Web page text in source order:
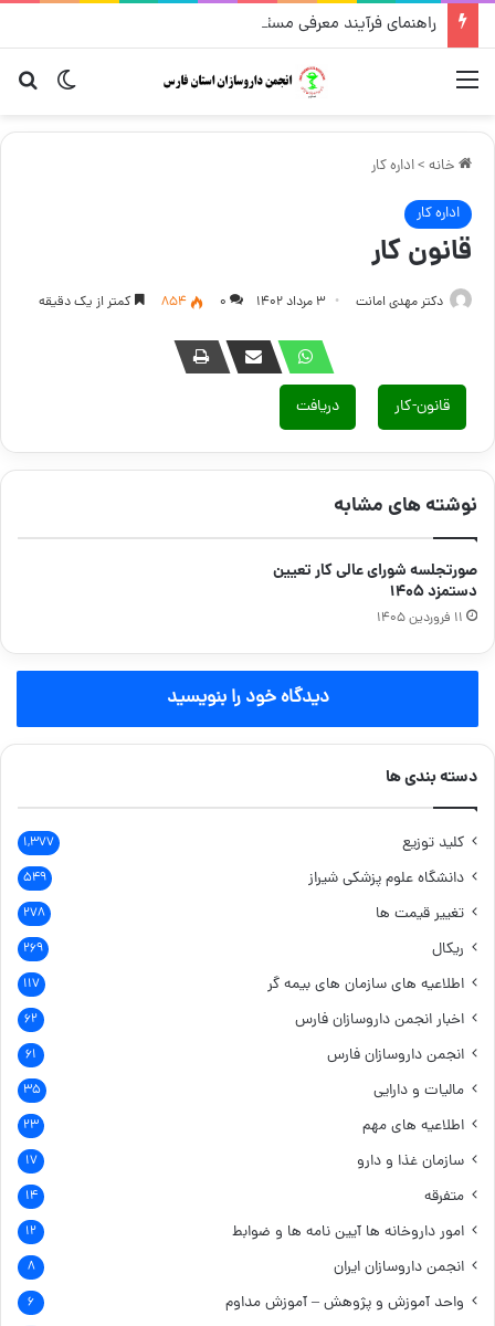
راهنمای فرآیند معرفی مسئول فنی
تغییر منو
خانه >اداره کار
اداره کار
قانون کار
دکتر مهدی امانت ۳ مرداد ۱۴۰۲ ۰ 854 کمتر از یک دقیقه
قانون-کار دریافت
نوشته های مشابه
صورتجلسه شورای عالی کار تعیین
دستمزد ۱۴۰۵
۱۱ فروردین ۱۴۰۵
دیدگاه خود را بنویسید
دسته بندی ها
کلید توزیع ۱,۳۷۷
دانشگاه علوم پزشکی شیراز ۵۴۹
تغییر قیمت ها ۲۷۸
ریکال ۲۶۹
اطلاعیه های سازمان های بیمه گر ۱۱۷
اخبار انجمن داروسازان فارس ۶۲
انجمن داروسازان فارس ۶۱
مالیات و دارایی ۳۵
اطلاعیه های مهم ۲۳
سازمان غذا و دارو ۱۷
متفرقه ۱۴
امور داروخانه ها آیین نامه ها و ضوابط ۱۲
انجمن داروسازان ایران ۸
واحد آموزش و پژوهش – آموزش مداوم ۶